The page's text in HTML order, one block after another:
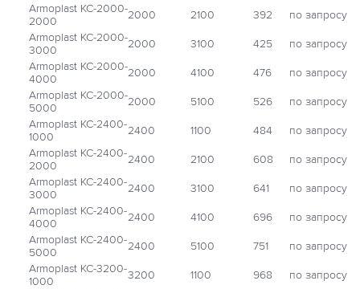
Armoplast КС-2000-
2000
2000 2100 392
по запросу
Armoplast КС-2000-
3000
2000 3100 425
по запросу
Armoplast КС-2000-
4000
2000 4100 476
по запросу
Armoplast КС-2000-
5000
2000 5100 526
по запросу
Armoplast КС-2400-
1000
2400 1100 484
по запросу
Armoplast КС-2400-
2000
2400 2100 608
по запросу
Armoplast КС-2400-
3000
2400 3100 641
по запросу
Armoplast КС-2400-
4000
2400 4100 696
по запросу
Armoplast КС-2400-
5000
2400 5100 751
по запросу
Armoplast КС-3200-
1000
3200 1100 968
по запросу